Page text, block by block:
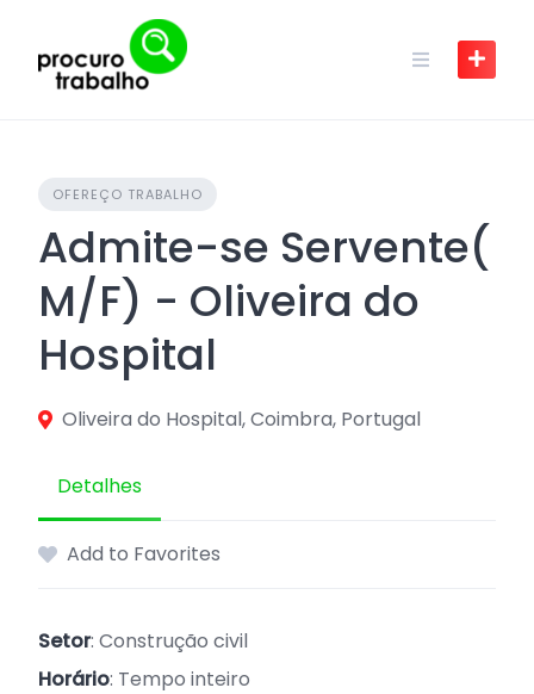
content
OFEREÇO TRABALHO
Admite-se Servente(
M/F) - Oliveira do
Hospital
Oliveira do Hospital, Coimbra, Portugal
Detalhes
Add to Favorites
Setor: Construção civil
Horário: Tempo inteiro